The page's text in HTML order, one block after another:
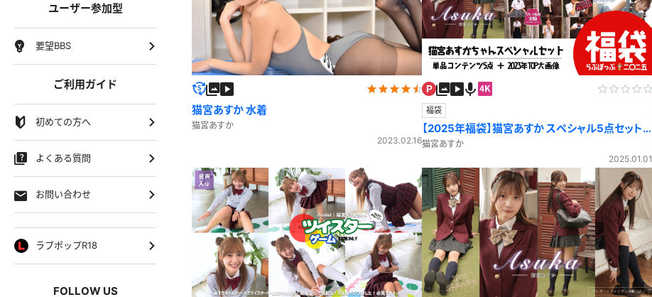
ユーザー参加型
要望BBS
ご利用ガイド
初めての方へ
よくある質問
お問い合わせ
ラブポップR18
FOLLOW US
猫宮あすか 水着
猫宮あすか
2023.02.16
福袋
【2025年福袋】猫宮あすか スペシャル5点セット
【期間限定！】
猫宮あすか
2025.01.01